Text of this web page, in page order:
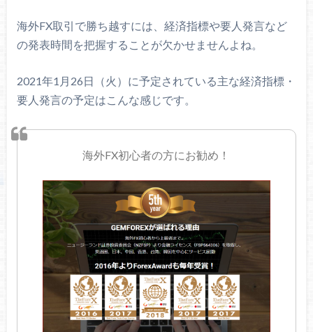
海外FX取引で勝ち越すには、経済指標や要人発言など
の発表時間を把握することが欠かせませんよね。
2021年1月26日（火）に予定されている主な経済指標・
要人発言の予定はこんな感じです。
海外FX初心者の方にお勧め！